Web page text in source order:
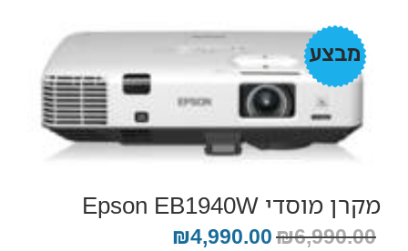
מקרן מוסדי Epson EB1940W
₪6,990.00
₪4,990.00